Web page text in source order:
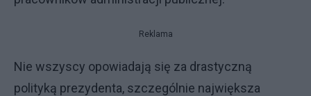
Reklama
Nie wszyscy opowiadają się za drastyczną
polityką prezydenta, szczególnie największa